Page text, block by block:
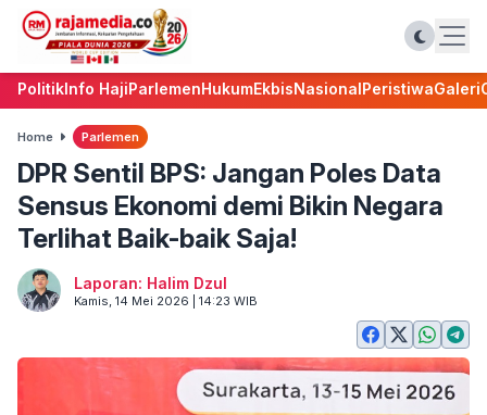
PolitikInfo HajiParlemenHukumEkbisNasionalPeristiwaGaleri
Home Parlemen
DPR Sentil BPS: Jangan Poles Data
Sensus Ekonomi demi Bikin Negara
Terlihat Baik-baik Saja!
Laporan: Halim Dzul
Kamis, 14 Mei 2026 | 14:23 WIB